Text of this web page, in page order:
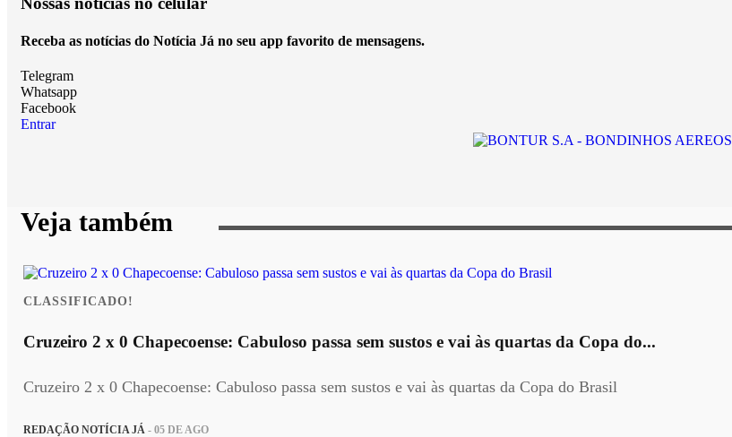
Receba as notícias do Notícia Já no seu app favorito de mensagens.
Telegram
Whatsapp
Facebook
Entrar
Veja também
CLASSIFICADO!
Cruzeiro 2 x 0 Chapecoense: Cabuloso passa sem sustos e vai às quartas da Copa do...
Cruzeiro 2 x 0 Chapecoense: Cabuloso passa sem sustos e vai às quartas da Copa do Brasil
REDAÇÃO NOTÍCIA JÁ - 05 DE AGO